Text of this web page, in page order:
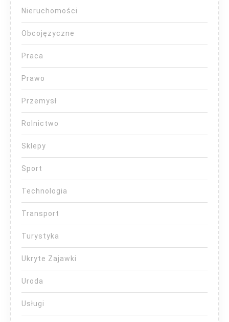
Nieruchomości
Obcojęzyczne
Praca
Prawo
Przemysł
Rolnictwo
Sklepy
Sport
Technologia
Transport
Turystyka
Ukryte Zajawki
Uroda
Usługi